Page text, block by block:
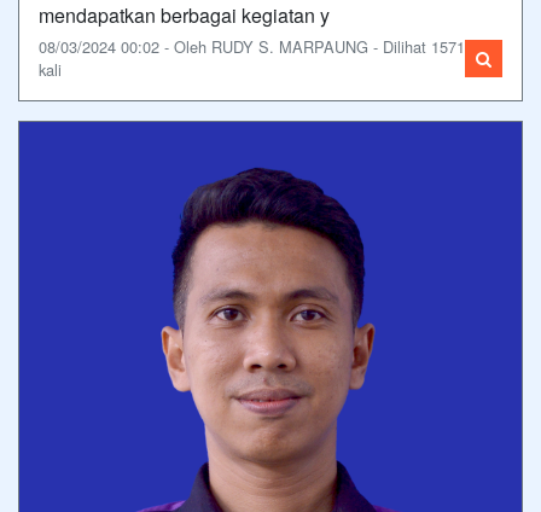
mendapatkan berbagai kegiatan y
08/03/2024 00:02 - Oleh RUDY S. MARPAUNG - Dilihat 1571
kali